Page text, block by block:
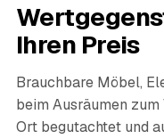
Ihren Preis
Brauchbare Möbel,
beim Ausräumen
Ort begutachtet und